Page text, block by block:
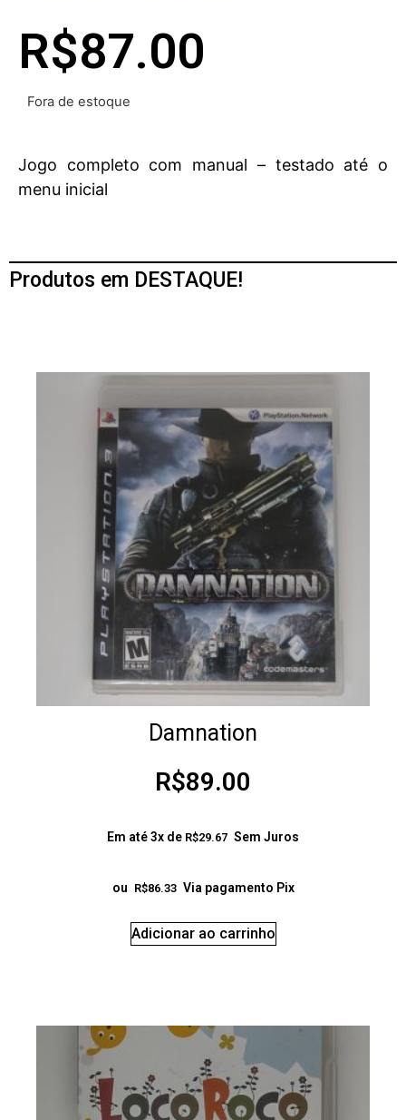
R$87.00
Fora de estoque
Jogo completo com manual – testado até o
menu inicial
Produtos em DESTAQUE!
Damnation
R$89.00
Em até 3x de R$29.67 Sem Juros
ou R$86.33 Via pagamento Pix
Adicionar ao carrinho